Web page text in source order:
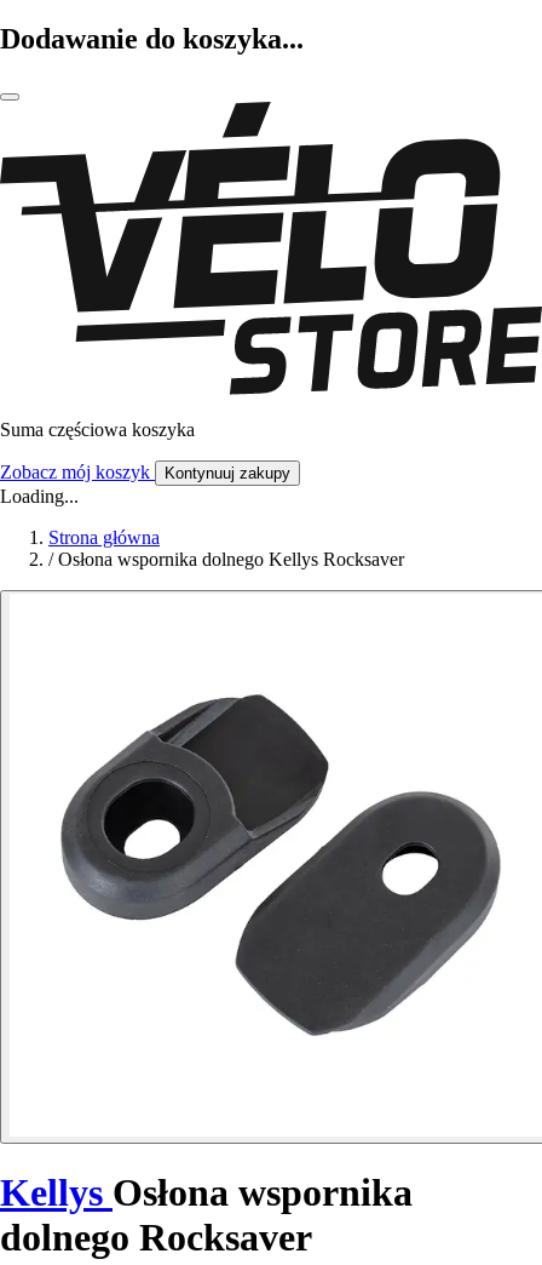
Dodawanie do koszyka...
Suma częściowa koszyka
Zobacz mój koszyk Kontynuuj zakupy
Loading...
Strona główna
/ Osłona wspornika dolnego Kellys Rocksaver
Kellys Osłona wspornika
dolnego Rocksaver